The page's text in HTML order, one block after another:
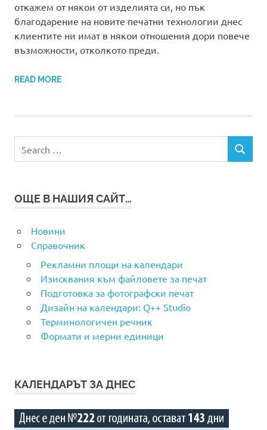
откажем от някои от изделията си, но пък
благодарение на новите печатни технологии днес
клиентите ни имат в някои отношения дори повече
възможности, отколкото преди.
READ MORE
for:
SEARCH
ОЩЕ В НАШИЯ САЙТ…
Новини
Справочник
Рекламни площи на календари
Изисквания към файловете за печат
Подготовка за фотографски печат
Дизайн на календари: Q++ Studio
Терминологичен речник
Формати и мерни единици
КАЛЕНДАРЪТ ЗА ДНЕС